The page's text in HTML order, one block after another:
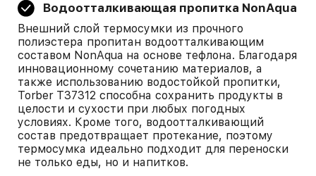
Водоотталкивающая пропитка NonAqua
Внешний слой термосумки из прочного
полиэстера пропитан водоотталкивающим
составом NonAqua на основе тефлона. Благодаря
инновационному сочетанию материалов, а
также использованию водостойкой пропитки,
Torber T37312 способна сохранить продукты в
целости и сухости при любых погодных
условиях. Кроме того, водоотталкивающий
состав предотвращает протекание, поэтому
термосумка идеально подходит для переноски
не только еды, но и напитков.